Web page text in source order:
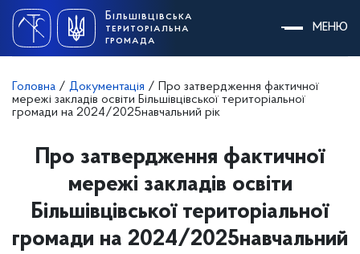
content
Більшівцівська
територіальна
громада
МЕНЮ
Головна / Документація /
Про затвердження фактичної
мережі закладів освіти Більшівцівської територіальної
громади на 2024/2025навчальний рік
Про затвердження фактичної
мережі закладів освіти
Більшівцівської територіальної
громади на 2024/2025навчальний